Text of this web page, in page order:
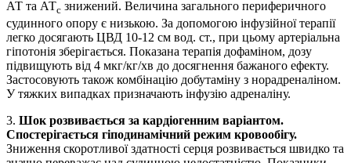
АТ та АТс знижений. Величина загального периферичного
судинного опору є низькою. За допомогою інфузійної терапії
легко досягають ЦВД 10-12 см вод. ст., при цьому артеріальна
гіпотонія зберігається. Показана терапія дофаміном, дозу
підвищують від 4 мкг/кг/хв до досягнення бажаного ефекту.
Застосовують також комбінацію добутаміну з нор­адреналіном.
У тяжких випадках призначають інфузію адреналіну.
3. Шок розвивається за кардіогенним варіантом.
Спостерігається гіподинамічний режим кровообігу.
Зниження скоротливої здатності серця розвивається швидко та